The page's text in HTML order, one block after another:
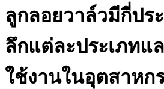
ลูกลอยวาล์วมีกี่ประ
ลึกแต่ละประเภทแ
ใช้งานในอุตสาหก